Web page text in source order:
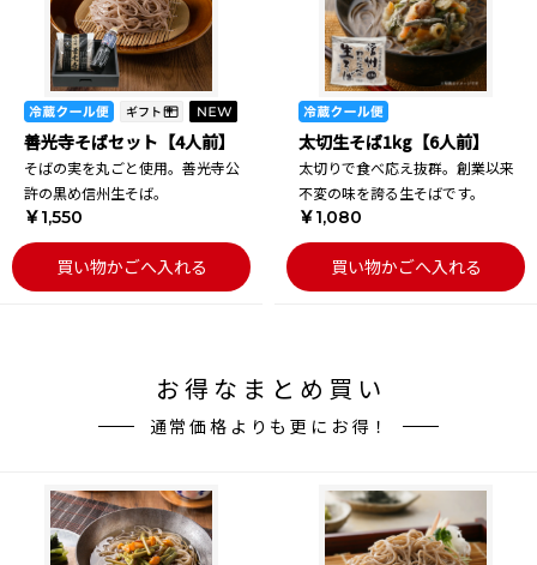
善光寺そばセット【4人前】
そばの実を丸ごと使用。善光寺公
許の黒め信州生そば。
￥1,550
買い物かごへ入れる
太切生そば1kg【6人前】
太切りで食べ応え抜群。創業以来
不変の味を誇る生そばです。
￥1,080
買い物かごへ入れる
お得なまとめ買い
通常価格よりも更にお得！